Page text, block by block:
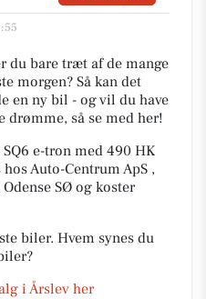
du bare træt af de mange
morgen? Så kan det
en ny bil - og vil du have
så se med her!
e-tron med 490 HK
Auto-Centrum ApS ,
SØ og koster
biler. Hvem synes du
i Årslev her